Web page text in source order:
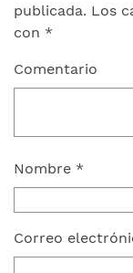
publicada. Los
con *
Comentario
Nombre *
Correo